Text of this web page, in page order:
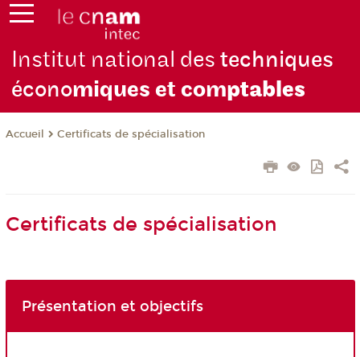
Institut national destechniques
économiques et comptables
Accueil Certificats de spécialisation
Certificats de spécialisation
Présentation et objectifs